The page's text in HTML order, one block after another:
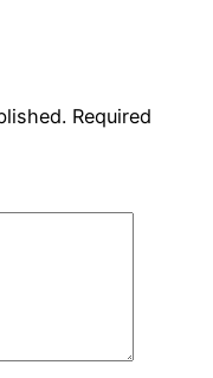
Required